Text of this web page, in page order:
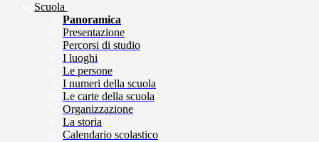
Scuola
Panoramica
Presentazione
Percorsi di studio
I luoghi
Le persone
I numeri della scuola
Le carte della scuola
Organizzazione
La storia
Calendario scolastico